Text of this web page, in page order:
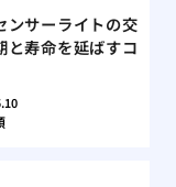
ンサーライトの交
と寿命を延ばすコ